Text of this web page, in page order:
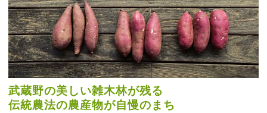
武蔵野の美しい雑木林が残る
伝統農法の農産物が自慢のまち